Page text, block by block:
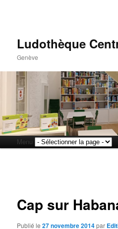
Ludothèque
Genève
principal
Aller
principal
Aller
secondaire
Cap sur
Publié le27 novembre 2014par